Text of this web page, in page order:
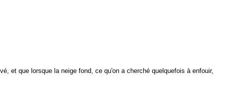
et que lorsque la neige fond, ce qu'on a cherché quelquefois à enfouir,